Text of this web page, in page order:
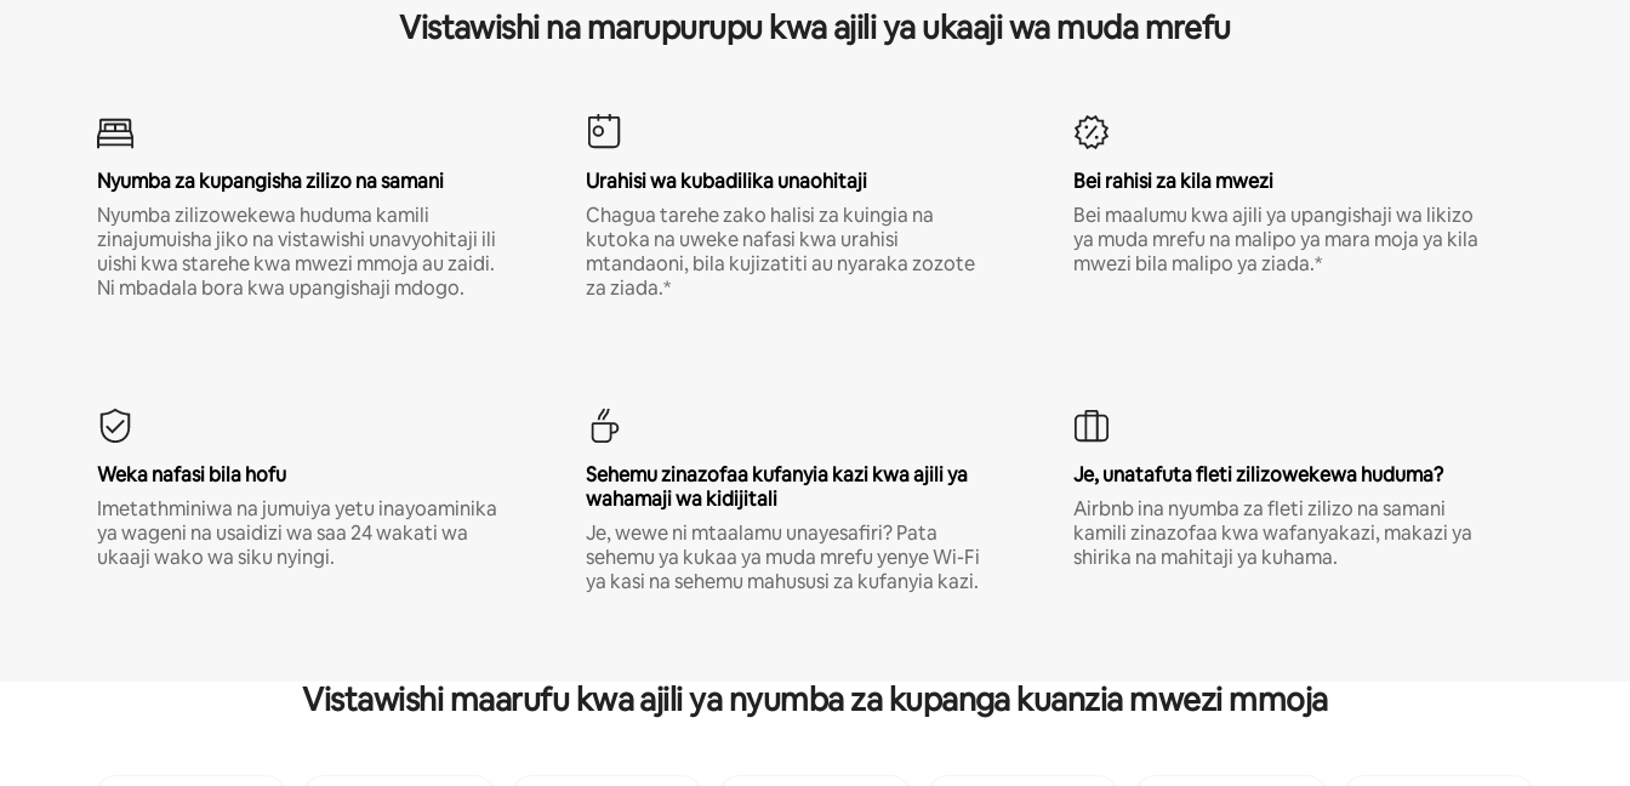
Vistawishi na marupurupu kwa ajili ya ukaaji wa muda mrefu
Nyumba za kupangisha zilizo na samani
Nyumba zilizowekewa huduma kamili
zinajumuisha jiko na vistawishi unavyohitaji ili
uishi kwa starehe kwa mwezi mmoja au zaidi.
Ni mbadala bora kwa upangishaji mdogo.
Urahisi wa kubadilika unaohitaji
Chagua tarehe zako halisi za kuingia na
kutoka na uweke nafasi kwa urahisi
mtandaoni, bila kujizatiti au nyaraka zozote
za ziada.*
Bei rahisi za kila mwezi
Bei maalumu kwa ajili ya upangishaji wa likizo
ya muda mrefu na malipo ya mara moja ya kila
mwezi bila malipo ya ziada.*
Weka nafasi bila hofu
Imetathminiwa na jumuiya yetu inayoaminika
ya wageni na usaidizi wa saa 24 wakati wa
ukaaji wako wa siku nyingi.
Sehemu zinazofaa kufanyia kazi kwa ajili ya
wahamaji wa kidijitali
Je, wewe ni mtaalamu unayesafiri? Pata
sehemu ya kukaa ya muda mrefu yenye Wi-Fi
ya kasi na sehemu mahususi za kufanyia kazi.
Je, unatafuta fleti zilizowekewa huduma?
Airbnb ina nyumba za fleti zilizo na samani
kamili zinazofaa kwa wafanyakazi, makazi ya
shirika na mahitaji ya kuhama.
Vistawishi maarufu kwa ajili ya nyumba za kupanga kuanzia mwezi mmoja